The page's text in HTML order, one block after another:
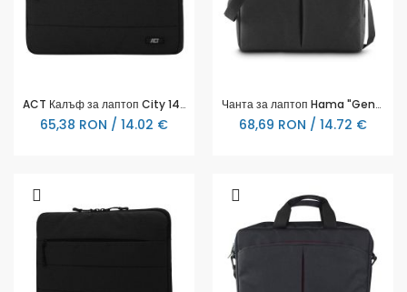
ACT Калъф за лаптоп City 14.1"
65,38 RON / 14.02 €
Чанта за лаптоп Hama "Genua", до 40 см (15.6"), черна
68,69 RON / 14.72 €